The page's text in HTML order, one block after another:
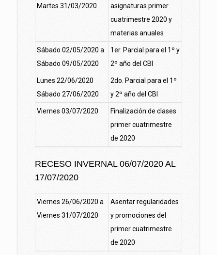
Martes 31/03/2020
asignaturas primer
cuatrimestre 2020 y
materias anuales
Sábado 02/05/2020 a
Sábado 09/05/2020
1er. Parcial para el 1º y
2º año del CBI
Lunes 22/06/2020
Sábado 27/06/2020
2do. Parcial para el 1º
y 2º año del CBI
Viernes 03/07/2020
Finalización de clases
primer cuatrimestre
de 2020
RECESO INVERNAL 06/07/2020 AL
17/07/2020
Viernes 26/06/2020 a
Viernes 31/07/2020
Asentar regularidades
y promociones del
primer cuatrimestre
de 2020